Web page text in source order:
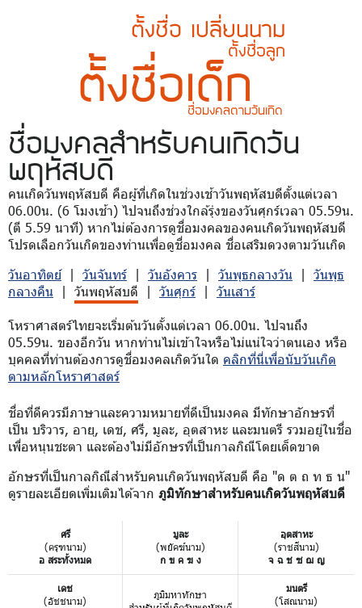
ตั้งชื่อ เปลี่ยนนาม
ตั้งชื่อลูก
ตั้งชื่อเด็ก
ชื่อมงคลตามวันเกิด
ชื่อมงคลสำหรับคนเกิดวัน
พฤหัสบดี
คนเกิดวันพฤหัสบดี คือผู้ที่เกิดในช่วงเช้าวันพฤหัสบดีตั้งแต่เวลา
06.00น. (6 โมงเช้า) ไปจนถึงช่วงใกล้รุ่งของวันศุกร์เวลา 05.59น.
(ตี 5.59 นาที) หากไม่ต้องการดูชื่อมงคลของคนเกิดวันพฤหัสบดี
โปรดเลือกวันเกิดของท่านเพื่อดูชื่อมงคล ชื่อเสริมดวงตามวันเกิด
วันอาทิตย์| วันจันทร์ | วันอังคาร | วันพุธกลางวัน | วันพุธ
กลางคืน | วันพฤหัสบดี | วันศุกร์ | วันเสาร์
โหราศาสตร์ไทยจะเริ่มต้นวันตั้งแต่เวลา 06.00น. ไปจนถึง
05.59น. ของอีกวัน หากท่านไม่เข้าใจหรือไม่แน่ใจว่าตนเอง หรือ
บุคคลที่ท่านต้องการดูชื่อมงคลเกิดวันใด คลิกที่นี่เพื่อนับวันเกิด
ตามหลักโหราศาสตร์
ชื่อที่ดีควรมีภาษาและความหมายที่ดีเป็นมงคล มีทักษาอักษรที่
เป็น บริวาร, อายุ, เดช, ศรี, มูละ, อุตสาหะ และมนตรี รวมอยู่ในชื่อ
เพื่อหนุนชะตา และต้องไม่มีอักษรที่เป็นกาลกิณีโดยเด็ดขาด
อักษรที่เป็นกาลกิณีสำหรับคนเกิดวันพฤหัสบดี คือ "ด ต ถ ท ธ น"
ดูรายละเอียดเพิ่มเติมได้จาก ภูมิทักษาสำหรับคนเกิดวันพฤหัสบดี
ศรี
(ครุฑนาม)
อ สระทั้งหมด
มูละ
(พยัคฆ์นาม)
ก ข ค ฆ ง
อุตสาหะ
(ราชสีนาม)
จ ฉ ช ซ ฌ ญ
เดช
(อัชชนาม)
ภูมิมหาทักษา
มนตรี
(โสณนาม)